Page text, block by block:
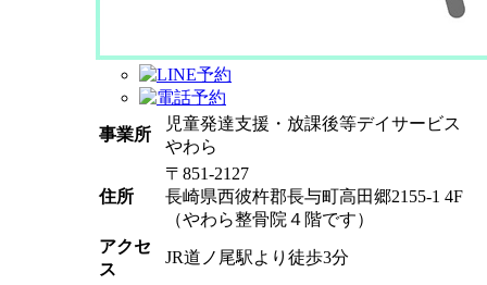
事業所
児童発達支援・放課後等デイサービス
やわら
住所
〒851-2127
長崎県西彼杵郡長与町高田郷2155-1 4F
（やわら整骨院４階です）
アクセ
ス
JR道ノ尾駅より徒歩3分